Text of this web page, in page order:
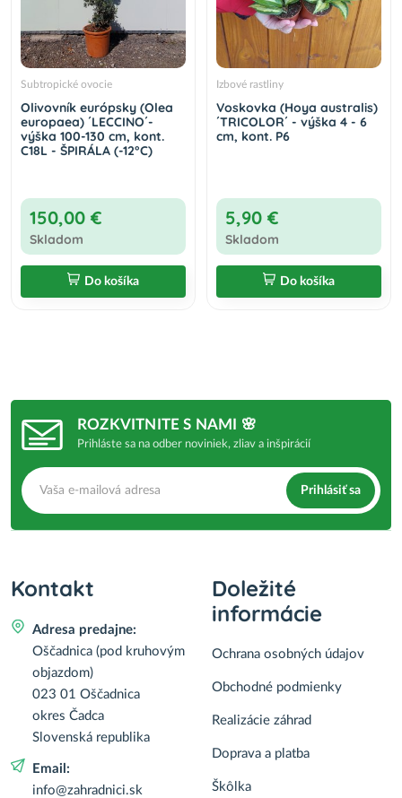
Subtropické ovocie
Olivovník európsky (Olea
europaea) ´LECCINO´-
výška 100-130 cm, kont.
C18L - ŠPIRÁLA (-12°C)
150,00 €
Skladom
Do košíka
Izbové rastliny
Voskovka (Hoya australis)
´TRICOLOR´ - výška 4 - 6
cm, kont. P6
5,90 €
Skladom
Do košíka
ROZKVITNITE S NAMI 🌸
Prihláste sa na odber noviniek, zliav a inšpirácií
Prihlásiť sa
Kontakt
Adresa predajne:
Oščadnica (pod kruhovým
objazdom)
023 01 Oščadnica
okres Čadca
Slovenská republika
Email:
info@zahradnici.sk
Doležité
informácie
Ochrana osobných údajov
Obchodné podmienky
Realizácie záhrad
Doprava a platba
Škôlka